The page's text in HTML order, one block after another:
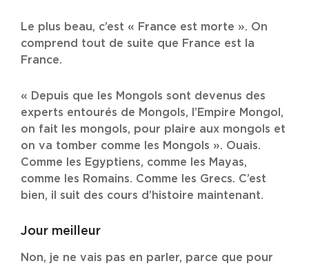
Le plus beau, c’est « France est morte ». On
comprend tout de suite que France est la
France.
« Depuis que les Mongols sont devenus des
experts entourés de Mongols, l’Empire Mongol,
on fait les mongols, pour plaire aux mongols et
on va tomber comme les Mongols ». Ouais.
Comme les Egyptiens, comme les Mayas,
comme les Romains. Comme les Grecs. C’est
bien, il suit des cours d’histoire maintenant.
Jour meilleur
Non, je ne vais pas en parler, parce que pour